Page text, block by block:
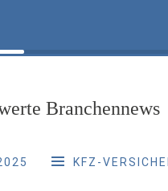
Branchennews
KFZ-